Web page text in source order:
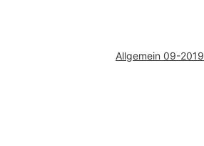
Allgemein 09-2019